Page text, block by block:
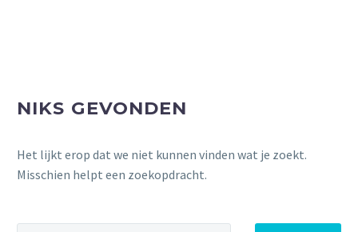
NIKS GEVONDEN
Het lijkt erop dat we niet kunnen vinden wat je zoekt.
Misschien helpt een zoekopdracht.